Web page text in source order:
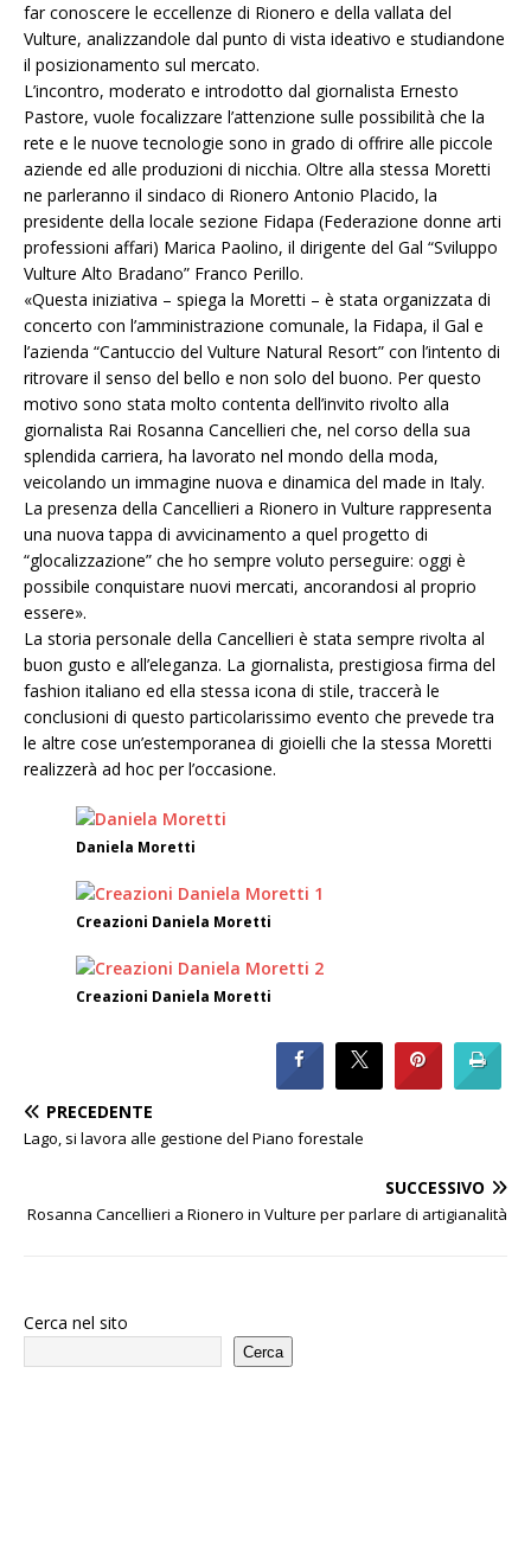
far conoscere le eccellenze di Rionero e della vallata del
Vulture, analizzandole dal punto di vista ideativo e studiandone
il posizionamento sul mercato.
L’incontro, moderato e introdotto dal giornalista Ernesto
Pastore, vuole focalizzare l’attenzione sulle possibilità che la
rete e le nuove tecnologie sono in grado di offrire alle piccole
aziende ed alle produzioni di nicchia. Oltre alla stessa Moretti
ne parleranno il sindaco di Rionero Antonio Placido, la
presidente della locale sezione Fidapa (Federazione donne arti
professioni affari) Marica Paolino, il dirigente del Gal “Sviluppo
Vulture Alto Bradano” Franco Perillo.
«Questa iniziativa – spiega la Moretti – è stata organizzata di
concerto con l’amministrazione comunale, la Fidapa, il Gal e
l’azienda “Cantuccio del Vulture Natural Resort” con l’intento di
ritrovare il senso del bello e non solo del buono. Per questo
motivo sono stata molto contenta dell’invito rivolto alla
giornalista Rai Rosanna Cancellieri che, nel corso della sua
splendida carriera, ha lavorato nel mondo della moda,
veicolando un immagine nuova e dinamica del made in Italy.
La presenza della Cancellieri a Rionero in Vulture rappresenta
una nuova tappa di avvicinamento a quel progetto di
“glocalizzazione” che ho sempre voluto perseguire: oggi è
possibile conquistare nuovi mercati, ancorandosi al proprio
essere».
La storia personale della Cancellieri è stata sempre rivolta al
buon gusto e all’eleganza. La giornalista, prestigiosa firma del
fashion italiano ed ella stessa icona di stile, traccerà le
conclusioni di questo particolarissimo evento che prevede tra
le altre cose un’estemporanea di gioielli che la stessa Moretti
realizzerà ad hoc per l’occasione.
Daniela Moretti
Creazioni Daniela Moretti
Creazioni Daniela Moretti
PRECEDENTE
Lago, si lavora alle gestione del Piano forestale
SUCCESSIVO
Rosanna Cancellieri a Rionero in Vulture per parlare di artigianalità
Cerca nel sito
Cerca